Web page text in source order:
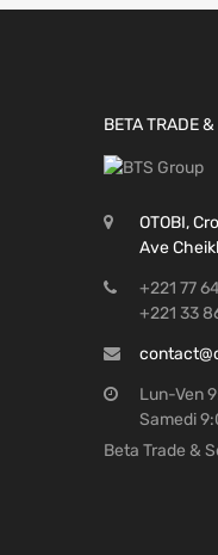
BETA TRADE
OTOBI,
Ave
+221 77
+221 33
Lun-Ven
Samedi
Beta Trade &